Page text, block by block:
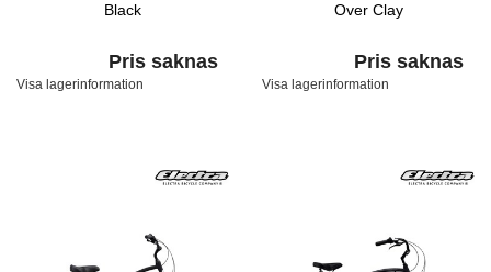
Black
Pris saknas
Visa lagerinformation
Over Clay
Pris saknas
Visa lagerinformation